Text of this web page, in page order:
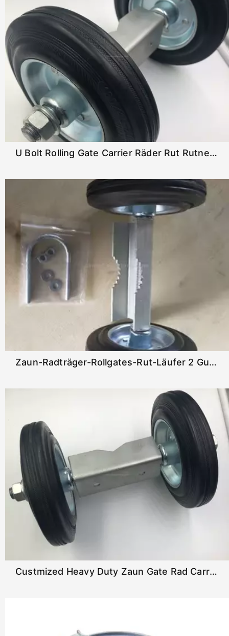
U Bolt Rolling Gate Carrier Räder Rut Rutner Gate Rad
Zaun-Radträger-Rollgates-Rut-Läufer 2 Gummiräder
Custmized Heavy Duty Zaun Gate Rad Carrier Gate Helferrad Set